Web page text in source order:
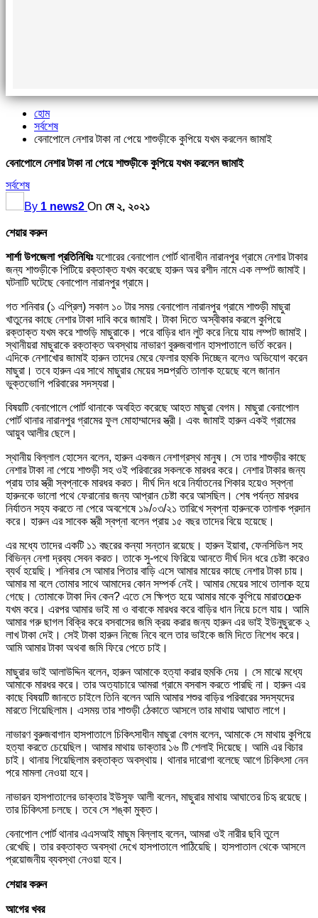
হোম
সর্বশেষ
বেনাপোলে নেশার টাকা না পেয়ে শাশুড়ীকে কুপিয়ে যখম করলেন জামাই
বেনাপোলে নেশার টাকা না পেয়ে শাশুড়ীকে কুপিয়ে যখম করলেন জামাই
সর্বশেষ
By 1 news2 On মে ২, ২০২১
শেয়ার করুন
শার্শা উপজেলা প্রতিনিধিঃযশোরের বেনাপোল পোর্ট থানাধীন নারানপুর গ্রামে নেশার টাকার
জন্য শাশুড়ীকে পিটিয়ে রক্তাক্ত যখম করেছে হারুন অর রশীদ নামে এক লম্পট জামাই।
ঘটনাটি ঘটেছে বেনাপোল নারানপুর গ্রামে।
গত শনিবার (১ এপ্রিল) সকাল ১০ টার সময় বেনাপোল নারানপুর গ্রামে শাশুড়ী মাছুরা
খাতুনের কাছে নেশার টাকা দাবি করে জামাই। টাকা দিতে অস্বীকার করলে কুপিয়ে
রক্তাক্ত যখম করে শাশুড়ি মাছুরাকে। পরে বাড়ির ধান লুট করে নিয়ে যায় লম্পট জামাই।
স্থানীয়রা মাছুরাকে রক্তাক্ত অবস্থায় নাভারণ বুরুজবাগান হাসপাতালে ভর্তি করেন।
এদিকে নেশাখোর জামাই হারুন তাদের মেরে ফেলার হুমকি দিচ্ছেন বলেও অভিযোগ করেন
মাছুরা। তবে হারুন এর সাথে মাছুরার মেয়ের স¤প্রতি তালাক হয়েছে বলে জানান
ভুক্তভোগি পরিবারের সদস্যরা।
বিষয়টি বেনাপোলে পোর্ট থানাকে অবহিত করেছে আহত মাছুরা বেগম। মাছুরা বেনাপোল
পোর্ট থানার নারানপুর গ্রামের ফুল মোহাম্মাদের স্ত্রী। এবং জামাই হারুন একই গ্রামের
আয়ুব আলীর ছেলে।
স্থানীয় বিল্লাল হোসেন বলেন, হারুন একজন নেশাগ্রস্থ মানুষ। সে তার শাশুড়ীর কাছে
নেশার টাকা না পেয়ে শাশুড়ী সহ ওই পরিবারের সকলকে মারধর করে। নেশার টাকার জন্য
প্রায় তার স্ত্রী স্বপ্নাকে মারধর করত। দীর্ঘ দিন ধরে নির্যাতনের শিকার হয়েও স্বপ্না
হারুনকে ভালো পথে ফেরানোর জন্য আপ্রান চেষ্টা করে আসছিল। শেষ পর্যন্ত মারধর
নির্যাতন সহ্য করতে না পেরে অবশেষে ১৯/০৩/২১ তারিখে স্বপ্না হারুনকে তালাক প্রদান
করে। হারুন এর সাবেক স্ত্রী স্বপ্না বলেন প্রায় ১৫ বছর তাদের বিয়ে হয়েছে।
এর মধ্যে তাদের একটি ১১ বছরের কন্যা সন্তান রয়েছে। হারুন ইয়াবা, ফেনসিডিল সহ
বিভিন্ন নেশা দ্রব্য সেবন করত। তাকে সু-পথে ফিরিয়ে আনতে দীর্ঘ দিন ধরে চেষ্টা করেও
ব্যর্থ হয়েছি। শনিবার সে আমার পিতার বাড়ি এসে আমার মায়ের কাছে নেশার টাকা চায়।
আমার মা বলে তোমার সাথে আমাদের কোন সম্পর্ক নেই। আমার মেয়ের সাথে তালাক হয়ে
গেছে। তোমাকে টাকা দিব কেন? এতে সে ক্ষিপ্ত হয়ে আমার মাকে কুপিয়ে মারাতœক
যখম করে। এরপর আমার ভাই মা ও বাবাকে মারধর করে বাড়ির ধান নিয়ে চলে যায়। আমি
আমার গরু ছাগল বিক্রি করে বসবাসের জমি ক্রয় করার জন্য হারুন এর ভাই ইউনুছুরকে ২
লাখ টাকা দেই। সেই টাকা হারুন নিজে নিবে বলে তার ভাইকে জমি দিতে নিশেধ করে।
আমি আমার টাকা অথবা জমি ফিরে পেতে চাই।
মাছুরার ভাই আলাউদ্দিন বলেন, হারুন আমাকে হত্যা করার হুমকি দেয় । সে মাঝে মধ্যে
আমাকে মারধর করে। তার অত্যাচারে আমরা গ্রামে বসবাস করতে পারছি না। হারুন এর
কাছে বিষয়টি জানতে চাইলে তিনি বলেন আমি আমার শশুর বাড়ির পরিবারের সদস্যদের
মারতে গিয়েছিলাম। এসময় তার শাশুড়ী ঠেকাতে আসলে তার মাথায় আঘাত লাগে।
নাভারণ বুরুজবাগান হাসপাতালে চিকিৎসাধীন মাছুরা বেগম বলেন, আমাকে সে মাথায় কুপিয়ে
হত্যা করতে চেয়েছিল। আমার মাথায় ডাক্তার ১৬ টি শেলাই দিয়েছে। আমি এর বিচার
চাই। থানায় গিয়েছিলাম রক্তাক্ত অবস্থায়। থানার দারোগা বলেছে আগে চিকিৎসা নেন
পরে মামলা নেওয়া হবে।
নাভারন হাসপাতালের ডাক্তার ইউসুফ আলী বলেন, মাছুরার মাথায় আঘাতের চিহৃ রয়েছে।
তার চিকিৎসা চলছে। তবে সে শঙ্কা মুক্ত।
বেনাপোল পোর্ট থানার এএসআই মাছুম বিল্লাহ বলেন, আমরা ওই নারীর ছবি তুলে
রেখেছি। তার রক্তাক্ত অবস্থা দেখে হাসপাতালে পাঠিয়েছি। হাসপাতাল থেকে আসলে
প্রয়োজনীয় ব্যবস্থা নেওয়া হবে।
শেয়ার করুন
আগের খবর